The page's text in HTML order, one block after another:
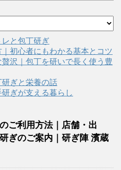
と包丁研ぎ
初心者にもわかる基本とコツ
沢｜包丁を研いで長く使う豊
ぎと栄養の話
ぎが支える暮らし
ご利用方法｜店舗・出
ぎのご案内｜研ぎ陣 濱蔵